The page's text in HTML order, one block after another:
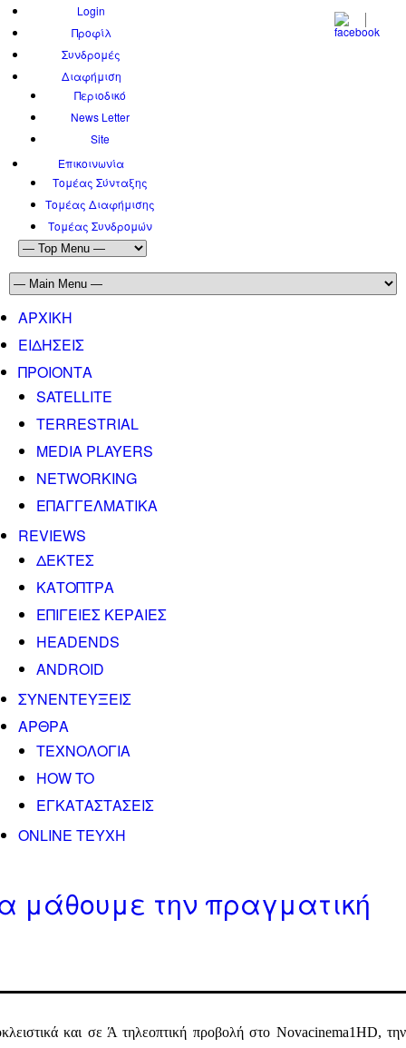
Login
Προφίλ
Συνδρομές
Διαφήμιση
Περιοδικό
News Letter
Site
Επικοινωνία
Τομέας Σύνταξης
Τομέας Διαφήμισης
Τομέας Συνδρομών
ΑΡΧΙΚΗ
ΕΙΔΗΣΕΙΣ
ΠΡΟΙΟΝΤΑ
SATELLITE
TERRESTRIAL
MEDIA PLAYERS
NETWORKING
ΕΠΑΓΓΕΛΜΑΤΙΚΑ
REVIEWS
ΔΕΚΤΕΣ
ΚΑΤΟΠΤΡΑ
ΕΠΙΓΕΙΕΣ ΚΕΡΑΙΕΣ
HEADENDS
ANDROID
ΣΥΝΕΝΤΕΥΞΕΙΣ
ΑΡΘΡΑ
ΤΕΧΝΟΛΟΓΙΑ
HOW TO
ΕΓΚΑΤΑΣΤΑΣΕΙΣ
ONLINE TEYXH
μάθουμε την πραγματική
και σε Ά τηλεοπτική προβολήστο Novacinema1HD, την